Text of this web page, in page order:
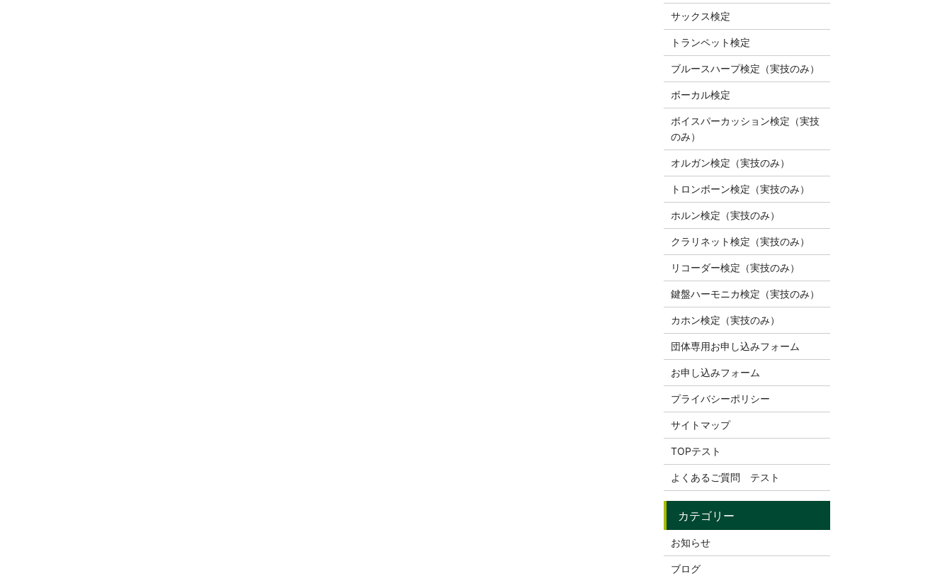
サックス検定
トランペット検定
ブルースハープ検定（実技のみ）
ボーカル検定
ボイスパーカッション検定（実技
のみ）
オルガン検定（実技のみ）
トロンボーン検定（実技のみ）
ホルン検定（実技のみ）
クラリネット検定（実技のみ）
リコーダー検定（実技のみ）
鍵盤ハーモニカ検定（実技のみ）
カホン検定（実技のみ）
団体専用お申し込みフォーム
お申し込みフォーム
プライバシーポリシー
サイトマップ
TOPテスト
よくあるご質問 テスト
お知らせ
ブログ